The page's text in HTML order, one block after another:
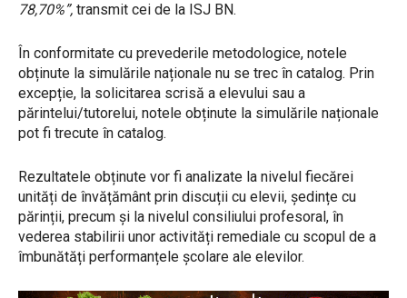
78,70%”, transmit cei de la ISJ BN.
În conformitate cu prevederile metodologice, notele
obținute la simulările naționale nu se trec în catalog. Prin
excepție, la solicitarea scrisă a elevului sau a
părintelui/tutorelui, notele obținute la simulările naționale
pot fi trecute în catalog.
Rezultatele obținute vor fi analizate la nivelul fiecărei
unități de învățământ prin discuții cu elevii, ședințe cu
părinții, precum și la nivelul consiliului profesoral, în
vederea stabilirii unor activități remediale cu scopul de a
îmbunătăți performanțele școlare ale elevilor.